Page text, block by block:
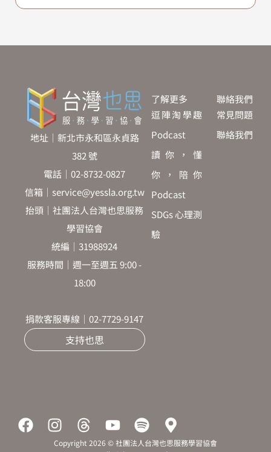
了解更多
逗陣淘學趣
Podcast
讀你，懂
你，陪你
Podcast
SDGs 心理測
驗
地址｜新北市永和區永貞路
382 號
電話｜02-8732-0827
信箱｜service@yessla.org.tw
抬頭｜社團法人台灣也思服務
學習協會
統編｜31988924
服務時間｜週一至週五 9:00 -
18:00
捐款客服專線｜02-7729-9147
支持也思
聯絡我們
常見問題
聯絡我們
F
a
I
n
T
h
Y
o
S
p
M
a
Copyright 2026 © 社團法人台灣也思服務學習協會